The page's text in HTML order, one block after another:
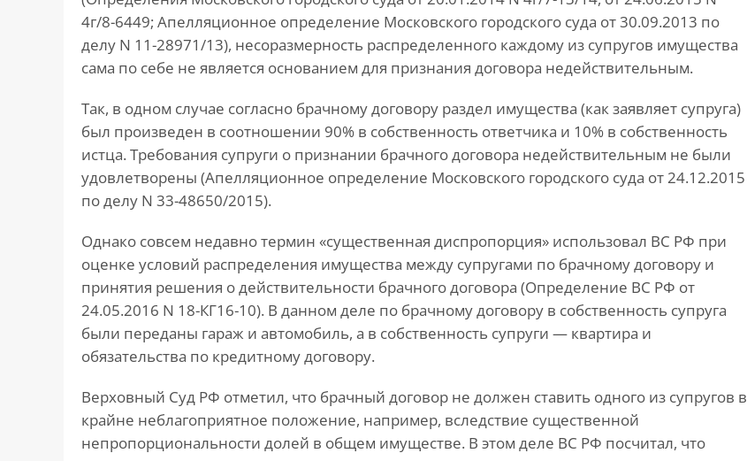
4г/8-6449; Апелляционное определение Московского городского суда от 30.09.2013 по
делу N 11-28971/13), несоразмерность распределенного каждому из супругов имущества
сама по себе не является основанием для признания договора недействительным.
Так, в одном случае согласно брачному договору раздел имущества (как заявляет супруга)
был произведен в соотношении 90% в собственность ответчика и 10% в собственность
истца. Требования супруги о признании брачного договора недействительным не были
удовлетворены (Апелляционное определение Московского городского суда от 24.12.2015
по делу N 33-48650/2015).
Однако совсем недавно термин «существенная диспропорция» использовал ВС РФ при
оценке условий распределения имущества между супругами по брачному договору и
принятия решения о действительности брачного договора (Определение ВС РФ от
24.05.2016 N 18-КГ16-10). В данном деле по брачному договору в собственность супруга
были переданы гараж и автомобиль, а в собственность супруги — квартира и
обязательства по кредитному договору.
Верховный Суд РФ отметил, что брачный договор не должен ставить одного из супругов в
крайне неблагоприятное положение, например, вследствие существенной
непропорциональности долей в общем имуществе. В этом деле ВС РФ посчитал, что